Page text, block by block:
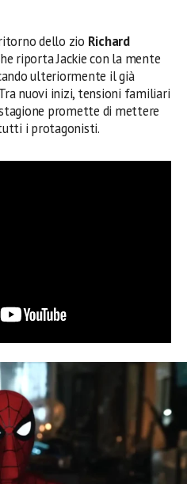
dello zio Richard
riporta Jackie con la mente
ulteriormente il già
nuovi inizi, tensioni familiari
promette di mettere
i protagonisti.